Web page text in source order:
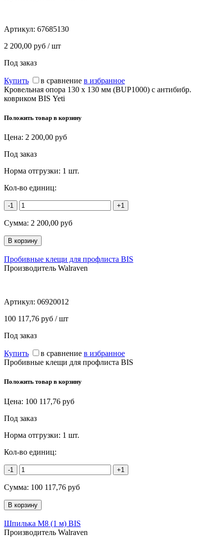
Артикул: 67685130
2 200,00 руб / шт
Под заказ
Купить в сравнение в избранное
Кровельная опора 130 х 130 мм (BUP1000) с антибибр.
ковриком BIS Yeti
Положить товар в корзину
Цена: 2 200,00 руб
Под заказ
Норма отгрузки: 1 шт.
Кол-во единиц:
-1 +1
Сумма: 2 200,00 руб
Пробивные клещи для профлиста BIS
Производитель Walraven
Артикул: 06920012
100 117,76 руб / шт
Под заказ
Купить в сравнение в избранное
Пробивные клещи для профлиста BIS
Положить товар в корзину
Цена: 100 117,76 руб
Под заказ
Норма отгрузки: 1 шт.
Кол-во единиц:
-1 +1
Сумма: 100 117,76 руб
Шпилька М8 (1 м) BIS
Производитель Walraven